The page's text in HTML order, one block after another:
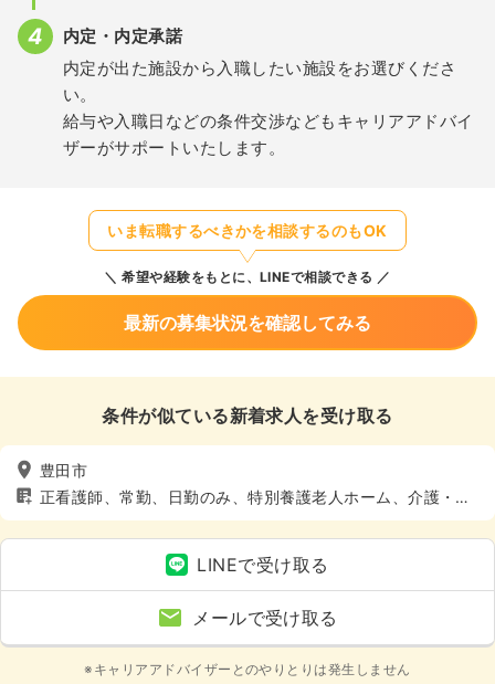
内定・内定承諾
内定が出た施設から入職したい施設をお選びくださ
い。
給与や入職日などの条件交渉などもキャリアアドバイ
ザーがサポートいたします。
いま転職するべきかを相談するのもOK
希望や経験をもとに、LINEで相談できる
最新の募集状況を確認してみる
条件が似ている新着求人を受け取る
豊田市
正看護師、常勤、日勤のみ、特別養護老人ホーム、介護・福
祉系、4週8休以上
LINEで受け取る
メールで受け取る
※キャリアアドバイザーとのやりとりは発生しません